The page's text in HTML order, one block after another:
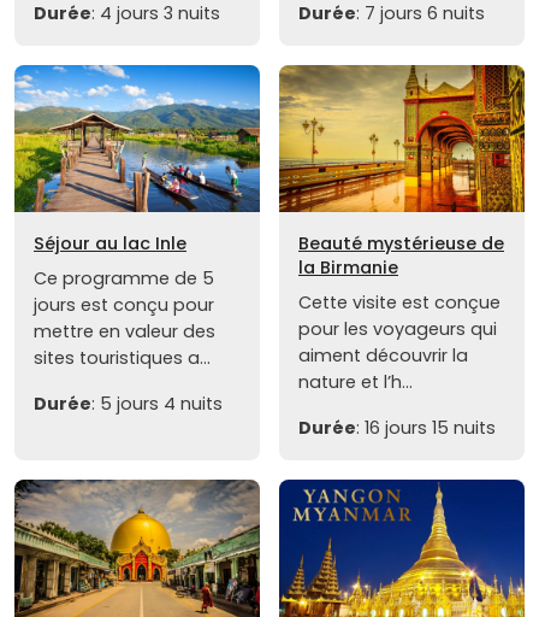
Durée: 4 jours 3 nuits
Durée: 7 jours 6 nuits
Séjour au lac Inle
Ce programme de 5
jours est conçu pour
mettre en valeur des
sites touristiques a...
Durée: 5 jours 4 nuits
Beauté mystérieuse de
la Birmanie
Cette visite est conçue
pour les voyageurs qui
aiment découvrir la
nature et l’h...
Durée: 16 jours 15 nuits